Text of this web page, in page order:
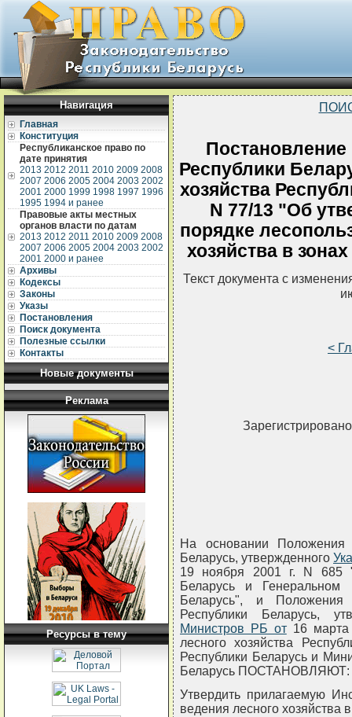
Навигация
Главная
Конституция
Республиканское право по
дате принятия
2013 2012 2011 2010 2009 2008
2007 2006 2005 2004 2003 2002
2001 2000 1999 1998 1997 1996
1995 1994 и ранее
Правовые акты местных
органов власти по датам
2013 2012 2011 2010 2009 2008
2007 2006 2005 2004 2003 2002
2001 2000 и ранее
Архивы
Кодексы
Законы
Указы
Постановления
Поиск документа
Полезные ссылки
Контакты
Новые документы
Реклама
Ресурсы в тему
Республики
хозяйства
N 77/13 "Об
порядке
хозяйства в
Текст документа с
<
На основании Положения
Беларусь, утвержденного
19 ноября 2001 г. N 685
Беларусь и
Беларусь", и Положения
Республики Беларусь,
Министров РБ от16 марта
лесного хозяйства
Республики Беларусь и
Беларусь ПОСТАНОВЛЯЮТ:
Утвердить прилагаемую
ведения лесного хозяйства